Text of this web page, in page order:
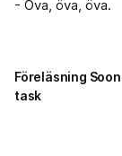
- Öva, öva, öva.
Föreläsning
task